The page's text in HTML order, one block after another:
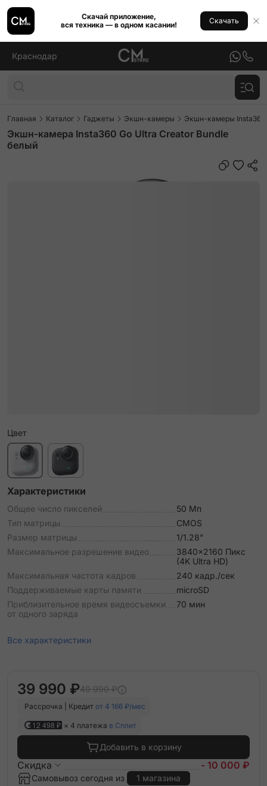
Скачай приложение,
вся техника — в одном касании!
Скачать
Краснодар
Главная Каталог Гаджеты Экшн-камеры Экшн-камеры Insta360
Экшн-камера Insta360 Go Ultra Creator Bundle
белый
Цвет
Характеристики
Общее число пикселей
50 Мп
Тип матрицы
CMOS
Размер матрицы
1/1.28"
Максимальное разрешение видео
3840x2160 Пикс
(4K Ultra HD)
Максимальная частота кадров
240 кадр./сек
Поддерживаемые карты памяти
microSD
Приблизительное время видеосъемки
от одного заряда
70 мин
Все характеристики
39 990 ₽49 990 ₽
Рассрочка | Кредит от 4 166 ₽/мес
12 498 ₽ × 4 платежа в Сплит
Добавить в корзину
Скидка - 10 000 ₽
Самовывоз сегодня из
1 магазина